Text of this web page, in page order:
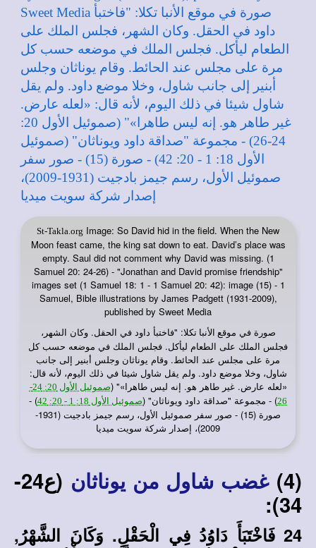
St-Takla.org Image: So David hid in the field. When the New
Moon feast came, the king sat down to eat. David’s place was
empty. Saul did not comment why David was missing. (1
Samuel 20: 24-26) - "Jonathan and David promise friendship"
images set (1 Samuel 18: 1 - 1 Samuel 20: 42): image (15) - 1
Samuel, Bible illustrations by James Padgett (1931-2009),
published by Sweet Media
صورة في موقع الأنبا تكلا: "فاختبأ داود في الحقل. وكان الشهر،
فجلس الملك على الطعام ليأكل. فجلس الملك في موضعه حسب كل
مرة على مجلس عند الحائط. وقام يوناثان وجلس أبنير إلى جانب
شاول، وخلا موضع داود. ولم يقل شاول شيئا في ذلك اليوم، لأنه قال:
«لعله عارض. غير طاهر هو. إنه ليس طاهرا»" (
صموئيل الأول 20: 24-
26) - مجموعة "صداقة داود ويوناثان" (صموئيل الأول 18: 1 - 20: 42
) -
صورة (15) - صور سفر صموئيل الأول، رسم جيمز بادجيت (1931-
2009)، إصدار شركة سويت ميديا
(4) غضب شاول من يوناثان
(ع24-
34):
24 فَاخْتَبَأَ دَاوُدُ فِي الْحَقْلِ. وَكَانَ الشَّهْرُ,